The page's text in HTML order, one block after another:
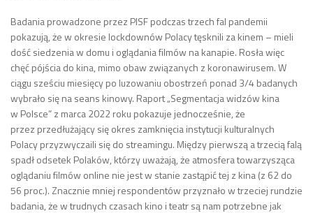
Badania prowadzone przez PISF podczas trzech fal pandemii
pokazują, że w okresie lockdownów Polacy tęsknili za kinem – mieli
dość siedzenia w domu i oglądania filmów na kanapie. Rosła więc
chęć pójścia do kina, mimo obaw związanych z koronawirusem. W
ciągu sześciu miesięcy po luzowaniu obostrzeń ponad 3/4 badanych
wybrało się na seans kinowy. Raport „Segmentacja widzów kina
w Polsce” z marca 2022 roku pokazuje jednocześnie, że
przez przedłużający się okres zamknięcia instytucji kulturalnych
Polacy przyzwyczaili się do streamingu. Między pierwszą a trzecią falą
spadł odsetek Polaków, którzy uważają, że atmosfera towarzysząca
oglądaniu filmów online nie jest w stanie zastąpić tej z kina (z 62 do
56 proc.). Znacznie mniej respondentów przyznało w trzeciej rundzie
badania, że w trudnych czasach kino i teatr są nam potrzebne jak